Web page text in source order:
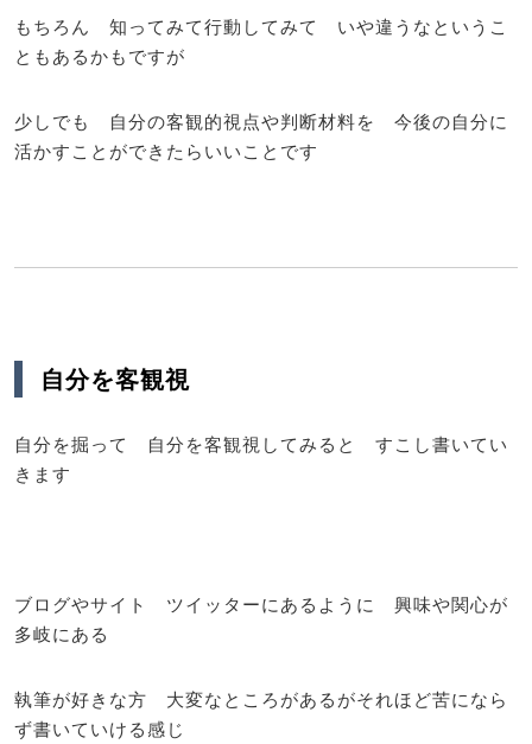
もちろん 知ってみて行動してみて いや違うなというこ
ともあるかもですが
少しでも 自分の客観的視点や判断材料を 今後の自分に
活かすことができたらいいことです
自分を客観視
自分を掘って 自分を客観視してみると すこし書いてい
きます
ブログやサイト ツイッターにあるように 興味や関心が
多岐にある
執筆が好きな方 大変なところがあるがそれほど苦になら
ず書いていける感じ